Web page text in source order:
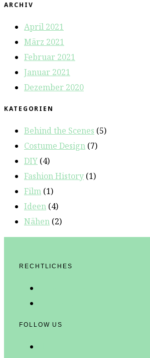
ARCHIV
April 2021
März 2021
Februar 2021
Januar 2021
Dezember 2020
KATEGORIEN
Behind the Scenes (5)
Costume Design (7)
DIY (4)
Fashion History (1)
Film (1)
Ideen (4)
Nähen (2)
RECHTLICHES
FOLLOW US